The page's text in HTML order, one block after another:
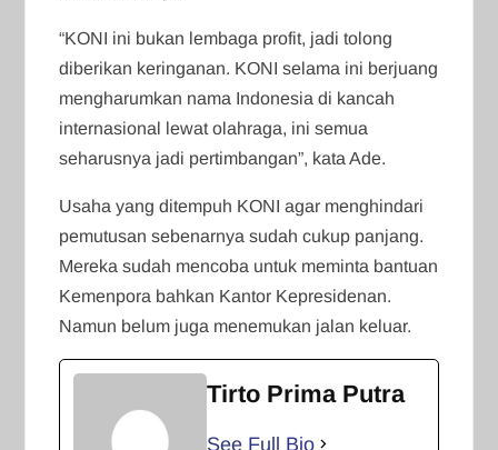
“KONI ini bukan lembaga profit, jadi tolong
diberikan keringanan. KONI selama ini berjuang
mengharumkan nama Indonesia di kancah
internasional lewat olahraga, ini semua
seharusnya jadi pertimbangan”, kata Ade.
Usaha yang ditempuh KONI agar menghindari
pemutusan sebenarnya sudah cukup panjang.
Mereka sudah mencoba untuk meminta bantuan
Kemenpora bahkan Kantor Kepresidenan.
Namun belum juga menemukan jalan keluar.
Tirto Prima Putra
See Full Bio